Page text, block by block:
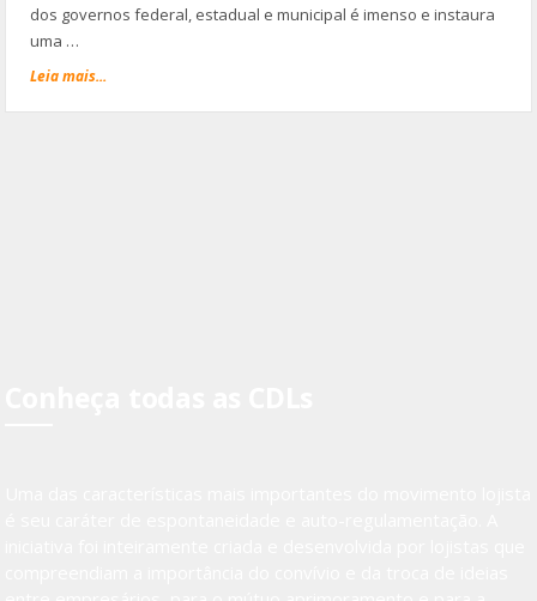
dos governos federal, estadual e municipal é imenso e instaura
uma …
Leia mais...